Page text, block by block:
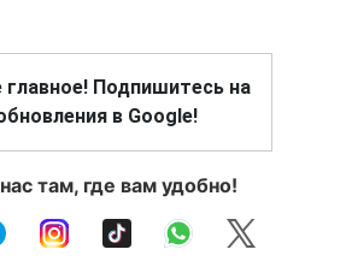
главное! Подпишитесь на
в Google!
там, где вам удобно!